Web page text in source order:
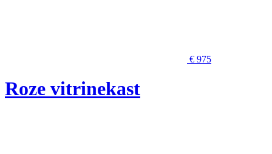
€ 975
Roze vitrinekast